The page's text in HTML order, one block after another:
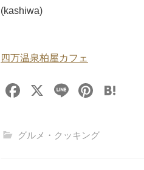
(kashiwa)
四万温泉柏屋カフェ
F
c
X
Li
e
Pi
er
グルメ・クッキング